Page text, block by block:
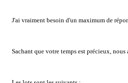
J'ai vraiment besoin d'un maximum de
Sachant que votre temps est précieux,